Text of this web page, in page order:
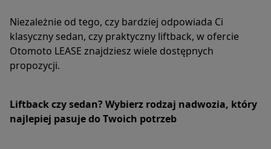
Niezależnie od tego, czy bardziej odpowiada Ci
klasyczny sedan, czy praktyczny liftback, w ofercie
Otomoto LEASE znajdziesz wiele dostępnych
propozycji.
Liftback czy sedan? Wybierz rodzaj nadwozia, który
najlepiej pasuje do Twoich potrzeb